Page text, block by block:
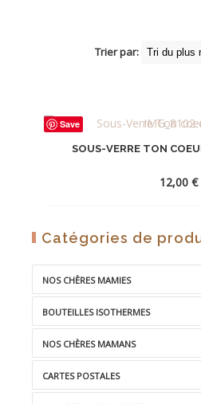
Trier par:
Save
SOUS-VERRE TON
12,00 €
Catégories de
NOS CHÈRES MAMIES
BOUTEILLES ISOTHERMES
NOS CHÈRES MAMANS
CARTES POSTALES